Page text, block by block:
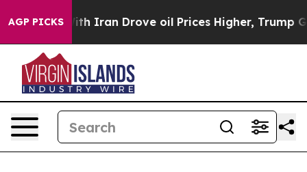
AGP PICKS
Iran Drove oil Prices Higher, Trump Gave